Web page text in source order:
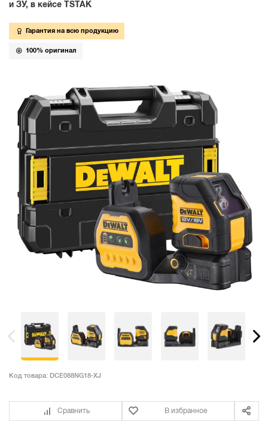
и ЗУ, в кейсе TSTAK
Гарантия на всю продукцию
100% оригинал
Код товара: DCE088NG18-XJ
Сравнить В избранное